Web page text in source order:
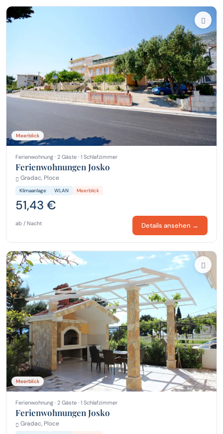
Meerblick
Ferienwohnung · 2 Gäste · 1 Schlafzimmer
Ferienwohnungen Josko
Gradac, Ploce
Klimaanlage WLAN Meerblick
51,43 €
ab / Nacht Details ansehen →
Meerblick
Ferienwohnung · 2 Gäste · 1 Schlafzimmer
Ferienwohnungen Josko
Gradac, Ploce